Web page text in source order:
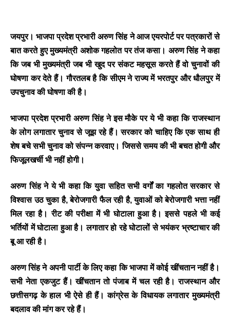
जयपुर। भाजपा प्रदेश प्रभारी अरुण सिंह ने आज एयरपोर्ट पर पत्रकारों से
बात करते हुए मुख्यमंत्री अशोक गहलोत पर तंज कसा। अरुण सिंह ने कहा
कि जब भी मुख्यमंत्री जब भी खुद पर संकट महसूस करते हैं वो चुनावों की
घोषणा कर देते हैं। गौरतलब है कि सीएम ने राज्य में भरतपुर और धौलपुर में
उपचुनाव की घोषणा की है।
भाजपा प्रदेश प्रभारी अरुण सिंह ने इस मौके पर ये भी कहा कि राजस्थान
के लोग लगातार चुनाव से जूझ रहे हैं। सरकार को चाहिए कि एक साथ ही
शेष बचे सभी चुनाव को संपन्न करवाए। जिससे समय की भी बचत होगी और
फिजूलखर्ची भी नहीं होगी।
अरुण सिंह ने ये भी कहा कि युवा सहित सभी वर्गों का गहलोत सरकार से
विश्वास उठ चुका है, बेरोजगारी फैल रही है, युवाओं को बेरोजगारी भत्ता नहीं
मिल रहा है। रीट की परीक्षा में भी घोटाला हुआ है। इससे पहले भी कई
भर्तियों में घोटाला हुआ है। लगातार हो रहे घोटालों से भयंकर भ्रष्टाचार की
बू आ रही है।
अरुण सिंह ने अपनी पार्टी के लिए कहा कि भाजपा में कोई खींचतान नहीं है।
सभी नेता एकजुट हैं। खींचतान तो पंजाब में चल रही है। राजस्थान और
छत्तीसगढ़ के हाल भी ऐसे ही हैं। कांग्रेस के विधायक लगातार मुख्यमंत्री
बदलाव की मांग कर रहे हैं।